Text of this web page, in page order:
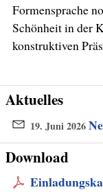
Formensprache
Schönheit in der
konstruktiven
Aktuelles
19. Juni 2026
Download